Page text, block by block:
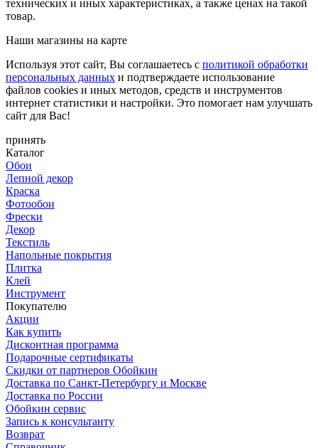
технических и иных характеристиках, а также ценах на такой
товар.
Наши магазины на карте
Используя этот сайт, Вы соглашаетесь с политикой обработки
персональных данных и подтверждаете использование
файлов cookies и иных методов, средств и инструментов
интернет статистики и настройки. Это помогает нам улучшать
сайт для Вас!
принять
Каталог
Обои
Лепной декор
Краска
Фотообои
Фрески
Декор
Текстиль
Напольные покрытия
Плитка
Клей
Инструмент
Покупателю
Акции
Как купить
Дисконтная программа
Подарочные сертификаты
Скидки от партнеров Обойкин
Доставка по Санкт-Петербургу и Москве
Доставка по России
Обойкин сервис
Запись к консультанту
Возврат